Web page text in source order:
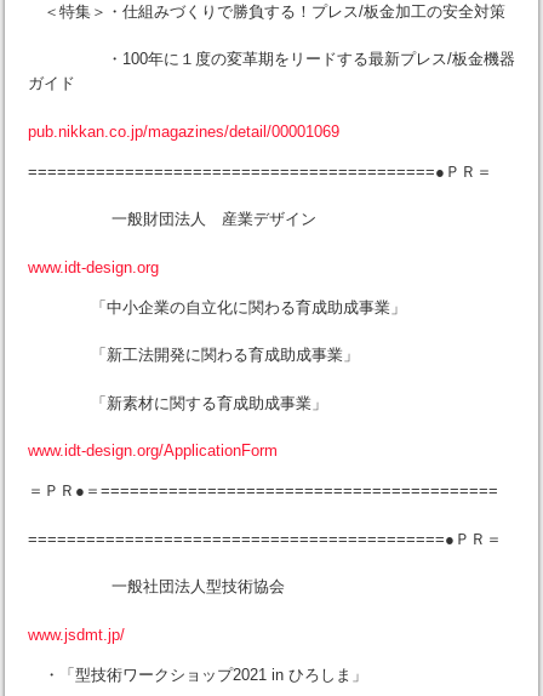
＜特集＞・仕組みづくりで勝負する！プレス/板金加工の安全対策
・100年に１度の変革期をリードする最新プレス/板金機器
ガイド
pub.nikkan.co.jp/magazines/detail/00001069
==========================================●ＰＲ＝
一般財団法人 産業デザイン
www.idt-design.org
「中小企業の自立化に関わる育成助成事業」
「新工法開発に関わる育成助成事業」
「新素材に関する育成助成事業」
www.idt-design.org/ApplicationForm
＝ＰＲ●＝=========================================
===========================================●ＰＲ＝
一般社団法人型技術協会
www.jsdmt.jp/
・「型技術ワークショップ2021 in ひろしま」